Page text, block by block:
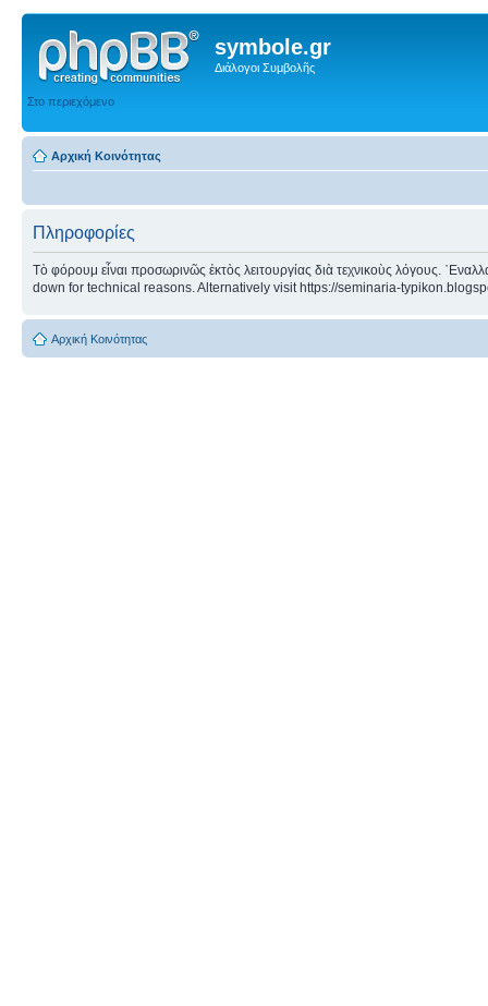
symbole.gr
Διάλογοι Συμβολῆς
Στο περιεχόμενο
Αρχική Κοινότητας
Πληροφορίες
Τὸ φόρουμ εἶναι προσωρινῶς ἐκτὸς λειτουργίας διὰ τεχνικοὺς λόγους.
down for technical reasons. Alternatively visit https://seminaria-
Αρχική Κοινότητας